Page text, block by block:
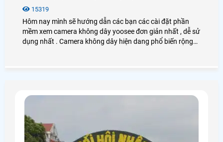
15319
Hôm nay mình sẽ hướng dẫn các bạn các cài đặt phần
mềm xem camera không dây yoosee đơn giản nhất , dễ sử
dụng nhất . Camera không dây hiện dang phổ biến rộng